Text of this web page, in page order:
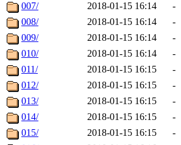
007/
2018-01-15 16:14
-
008/
2018-01-15 16:14
-
009/
2018-01-15 16:14
-
010/
2018-01-15 16:14
-
011/
2018-01-15 16:15
-
012/
2018-01-15 16:15
-
013/
2018-01-15 16:15
-
014/
2018-01-15 16:15
-
015/
2018-01-15 16:15
-